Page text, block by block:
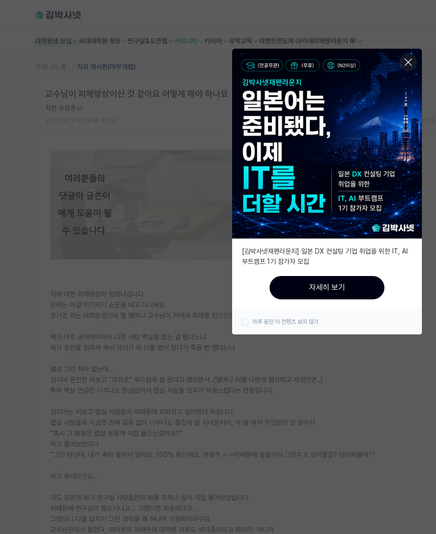
대학원생 모집 국내대학원 정보 연구실&오픈랩 커뮤니티 커리어 유학교육 이벤트반도체 아카데미 재팬라운지 🌸
커뮤니티 홈 자유 게시판(아무개랩)
교수님이 피해망상이신 것 같아요 어떻게 해야 하나요
착한 우장춘
스크랩 신고
저에 대한 피해망상이 엄청나십니다
문제는 이걸 여기저기 소문을 내고 다니세요
웃기죠 저는 대학원생인데 뭘 얼마나 교수님이 저에게 피해를 입으신건지....도대체 어떻게 이렇게 된 걸까요
제가 너무 공격적이어서 다른 사람 멱살을 잡는 걸 봤다느니
제가 운전을 험하게 해서 자기가 제 타를 얻어 탔다가 죽을 뻔 했다느니
결코 그런 적이 없는데...
심지어 운전은 저보고 “의외로” 부드럽게 잘 한다고 했으면서..(얼마나 저를 나쁘게 평가하고 계셨으면..)
특히 멱살 언급은 너무나도 뜬금없어서 랩실 사람들 모두가 의뭉스럽다는 반응입니다.
심지어는 저보고 랩실 사람들이 저때문에 자퇴하고 싶어한다 하십니다.
랩실 사람들과 지금껏 전혀 갈등 없이 너무나도 즐겁게 잘 지내온지라, 이 말 마저 거짓말인 것 같아서
“혹시 그 말씀은 랩실 분들께 직접 들으신걸까요?”
하고 물어보았더니
“그건 아닌데, 내가 촉이 좋아서 알아요. 100% 확신해요. 분명히 ㅇㅇ이때문에 힘들어서 그만두고 싶어할걸? 데려와볼까?”
라고 하시더군요..
저도 모르게 제가 연구실 사람들한테 폐를 끼치나 싶어 직접 물어보았습니다.
저때문에 연구실이 힘드시냐고... 그랬다면 죄송하다고..
그랬더니 다들 갑자기 그런 생각을 왜 하냐며 걱정하더라구요.
교수님한테서 들었다, 여러분이 저때문에 대학원 자퇴도 생각중이라고 하더라. 하니까
[김박사넷재팬라운지] 일본 DX 컨설팅 기업 취업을 위한 IT, AI
부트캠프 1기 참가자 모집
자세히 보기
하루 동안 이 컨텐츠 보지 않기